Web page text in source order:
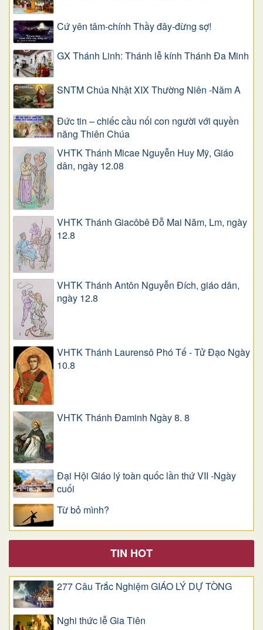
Cứ yên tâm-chính Thầy đây-đừng sợ!
GX Thánh Linh: Thánh lễ kính Thánh Đa Minh
SNTM Chúa Nhật XIX Thường Niên -Năm A
Đức tin – chiếc cầu nối con người với quyền
năng Thiên Chúa
VHTK Thánh Micae Nguyễn Huy Mỹ, Giáo
dân, ngày 12.08
VHTK Thánh Giacôbê Ðỗ Mai Năm, Lm, ngày
12.8
VHTK Thánh Antôn Nguyễn Ðích, giáo dân,
ngày 12.8
VHTK Thánh Laurensô Phó Tế - Tử Đạo Ngày
10.8
VHTK Thánh Đaminh Ngày 8. 8
Đại Hội Giáo lý toàn quốc lần thứ VII -Ngày
cuối
Từ bỏ mình?
TIN HOT
277 Câu Trắc Nghiệm GIÁO LÝ DỰ TÒNG
Nghi thức lễ Gia Tiên